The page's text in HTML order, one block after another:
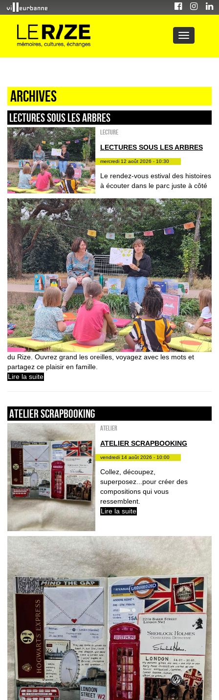
Archives
LECTURES SOUS LES ARBRES
Lecture
LECTURES SOUS LES ARBRES
mercredi 12 août 2026 - 10:30
Le rendez-vous estival des histoires
à écouter dans le parc juste à côté
du Rize. Ouvrez grand les oreilles, voyagez avec les mots et
partagez ce plaisir en famille.
Lire la suite
ATELIER SCRAPBOOKING
Atelier
ATELIER SCRAPBOOKING
vendredi 14 août 2026 - 10:00
Collez, découpez,
superposez...pour créer des
compositions qui vous
ressemblent.
Lire la suite